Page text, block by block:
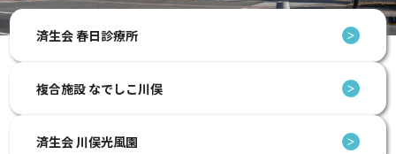
＞
済生会春日診療所
＞
複合施設 なでしこ川俣
＞
済生会 川俣光風園